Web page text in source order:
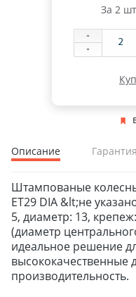
За 2
Описание Гарантия
Штампованые
ET29 DIA &lt;не
5, диаметр: 13,
(диаметр
идеальное решение
высококачественные
производительность.